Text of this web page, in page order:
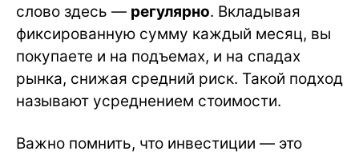
слово здесь — регулярно. Вкладывая
фиксированную сумму каждый месяц, вы
покупаете и на подъемах, и на спадах
рынка, снижая средний риск. Такой подход
называют усреднением стоимости.
Важно помнить, что инвестиции — это